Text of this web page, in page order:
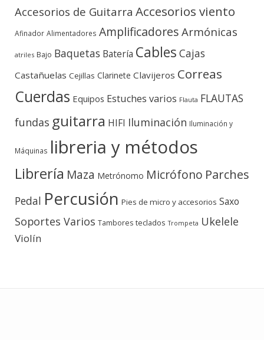
Accesorios de Guitarra Accesorios viento
Afinador Alimentadores Amplificadores Armónicas
atriles Bajo Baquetas Batería Cables Cajas
Castañuelas Cejillas Clarinete Clavijeros Correas
Cuerdas Equipos Estuches varios Flauta FLAUTAS
fundas guitarra HIFI Iluminación Iluminación y
Máquinas libreria y métodos
Librería Maza Metrónomo Micrófono Parches
Pedal Percusión Pies de micro y accesorios Saxo
Soportes Varios Tambores teclados Trompeta Ukelele
Violín